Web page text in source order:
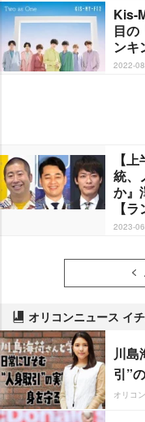
Kis-
目の
ンキ
2022-
【
統、
か』
【
2023-
オリコンニュース イ
川島
引”
オリコ